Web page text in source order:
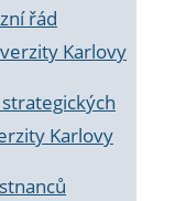
řád
Karlovy
Karlovy